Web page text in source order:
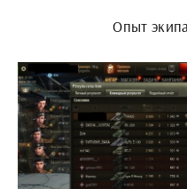
Опыт